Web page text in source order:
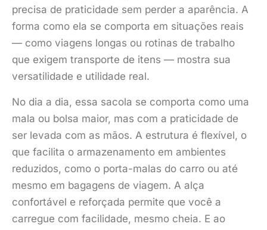
precisa de praticidade sem perder a aparência. A
forma como ela se comporta em situações reais
— como viagens longas ou rotinas de trabalho
que exigem transporte de itens — mostra sua
versatilidade e utilidade real.
No dia a dia, essa sacola se comporta como uma
mala ou bolsa maior, mas com a praticidade de
ser levada com as mãos. A estrutura é flexível, o
que facilita o armazenamento em ambientes
reduzidos, como o porta-malas do carro ou até
mesmo em bagagens de viagem. A alça
confortável e reforçada permite que você a
carregue com facilidade, mesmo cheia. E ao